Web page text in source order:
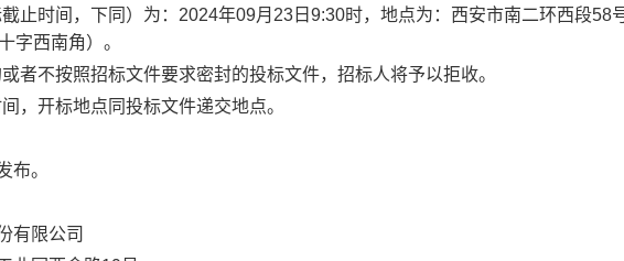
止时间，下同）为： 2024年09月 23 日 9:30时，地点为： 西安市南二环西段58
字西南角） 。
者不按照招标文件要求密封的投标文件，招标人将予以拒收。
，开标地点同投标文件递交地点。
布。
有限公司